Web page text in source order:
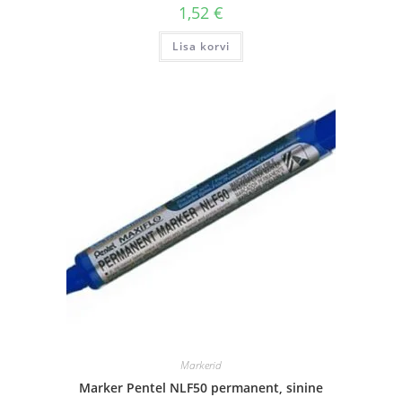
1,52 €
Lisa korvi
Markerid
Marker Pentel NLF50 permanent, sinine